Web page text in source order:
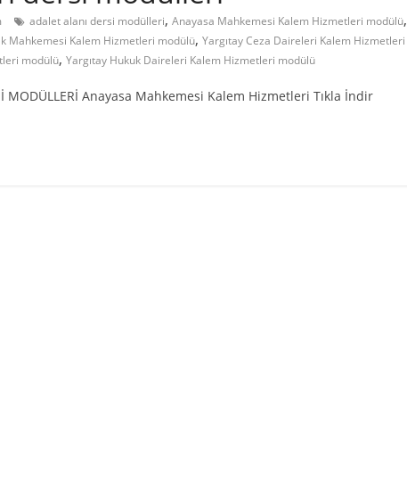
adalet alanı dersi modülleri, Anayasa Mahkemesi Kalem Hizmetleri modülü,
Mahkemesi Kalem Hizmetleri modülü, Yargıtay Ceza Daireleri Kalem Hizmetleri
modülü, Yargıtay Hukuk Daireleri Kalem Hizmetleri modülü
MODÜLLERİ Anayasa Mahkemesi Kalem Hizmetleri Tıkla İndir